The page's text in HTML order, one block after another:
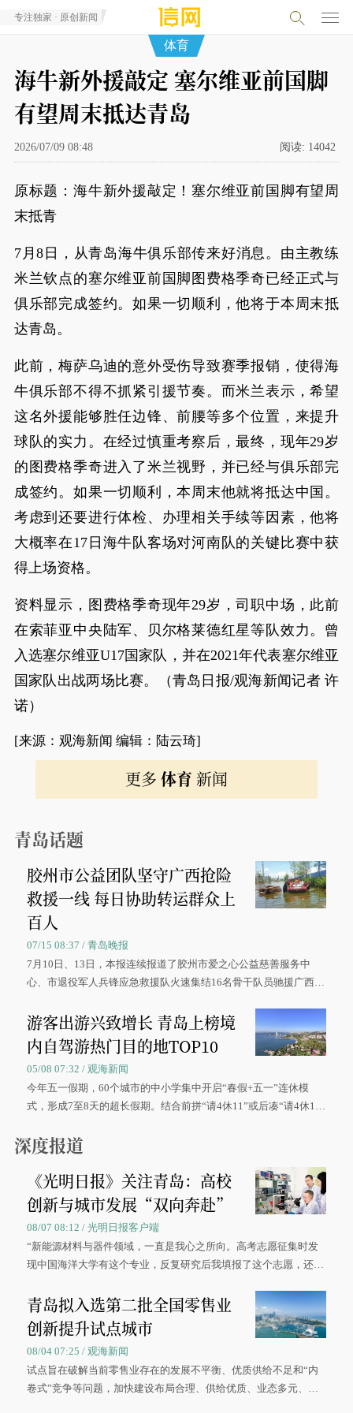
专注独家 · 原创新闻
体育
海牛新外援敲定 塞尔维亚前国脚
有望周末抵达青岛
2026/07/09 08:48 阅读: 14042
原标题：海牛新外援敲定！塞尔维亚前国脚有望周
末抵青
7月8日，从青岛海牛俱乐部传来好消息。由主教练
米兰钦点的塞尔维亚前国脚图费格季奇已经正式与
俱乐部完成签约。如果一切顺利，他将于本周末抵
达青岛。
此前，梅萨乌迪的意外受伤导致赛季报销，使得海
牛俱乐部不得不抓紧引援节奏。而米兰表示，希望
这名外援能够胜任边锋、前腰等多个位置，来提升
球队的实力。在经过慎重考察后，最终，现年29岁
的图费格季奇进入了米兰视野，并已经与俱乐部完
成签约。如果一切顺利，本周末他就将抵达中国。
考虑到还要进行体检、办理相关手续等因素，他将
大概率在17日海牛队客场对河南队的关键比赛中获
得上场资格。
资料显示，图费格季奇现年29岁，司职中场，此前
在索菲亚中央陆军、贝尔格莱德红星等队效力。曾
入选塞尔维亚U17国家队，并在2021年代表塞尔维亚
国家队出战两场比赛。（青岛日报/观海新闻记者 许
诺）
[来源：观海新闻 编辑：陆云琦]
更多 体育 新闻
青岛话题
胶州市公益团队坚守广西抢险
救援一线 每日协助转运群众上
百人
07/15 08:37 / 青岛晚报
7月10日、13日，本报连续报道了胶州市爱之心公益慈善服务中
心、市退役军人兵锋应急救援队火速集结16名骨干队员驰援广西灾
游客出游兴致增长 青岛上榜境
内自驾游热门目的地TOP10
05/08 07:32 / 观海新闻
今年五一假期，60个城市的中小学集中开启“春假+五一”连休模
式，形成7至8天的超长假期。结合前拼“请4休11”或后凑“请4休1
深度报道
《光明日报》关注青岛：高校
创新与城市发展“双向奔赴”
08/07 08:12 / 光明日报客户端
“新能源材料与器件领域，一直是我心之所向。高考志愿征集时发
现中国海洋大学有这个专业，反复研究后我填报了这个志愿，还真
大学材料科学与工程学院材料类专业的录取通知书。
青岛拟入选第二批全国零售业
创新提升试点城市
08/04 07:25 / 观海新闻
试点旨在破解当前零售业存在的发展不平衡、优质供给不足和“内
卷式”竞争等问题，加快建设布局合理、供给优质、业态多元、智